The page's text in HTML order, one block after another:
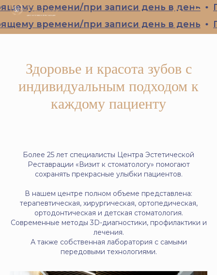
при записи день в день
при записи день в день
Здоровье и красота зубов с
индивидуальным подходом к
каждому пациенту
Более 25 лет специалисты Центра Эстетической
Реставрации «Визит к стоматологу» помогают
сохранять прекрасные улыбки пациентов.
В нашем центре полном объеме представлена:
терапевтическая, хирургическая, ортопедическая,
ортодонтическая и детская стоматология.
Современные методы 3D-диагностики, профилактики и
лечения.
А также собственная лаборатория с самыми
передовыми технологиями.